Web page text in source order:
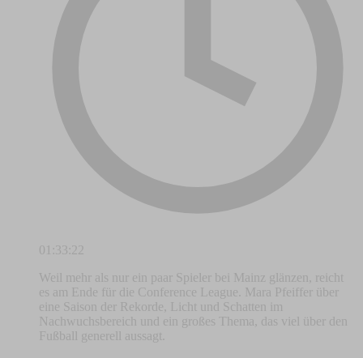
01:33:22
Weil mehr als nur ein paar Spieler bei Mainz glänzen, reicht
es am Ende für die Conference League. Mara Pfeiffer über
eine Saison der Rekorde, Licht und Schatten im
Nachwuchsbereich und ein großes Thema, das viel über den
Fußball generell aussagt.